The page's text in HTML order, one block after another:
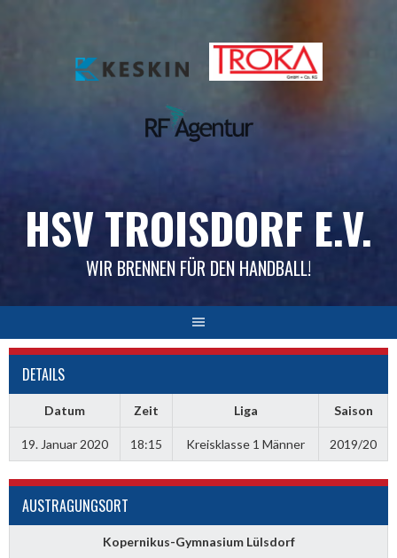
HSV TROISDORF E.V.
WIR BRENNEN FÜR DEN HANDBALL!
DETAILS
Datum Zeit Liga Saison
19. Januar 2020 18:15 Kreisklasse 1 Männer 2019/20
AUSTRAGUNGSORT
Kopernikus-Gymnasium Lülsdorf